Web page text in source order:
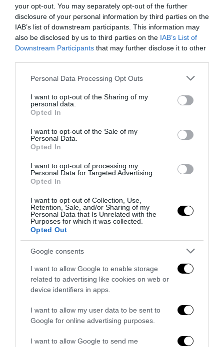
your opt-out. You may separately opt-out of the further
disclosure of your personal information by third parties on the
IAB’s list of downstream participants. This information may
also be disclosed by us to third parties on the IAB’s List of
Downstream Participants that may further disclose it to other
Please note that this website/app uses one or more Google
not limited to your visit or usage behaviour. You may click to
grant or deny consent to Google and its third-party tags to
use your data for below specified purposes in below Google
consent section.
Personal Data Processing Opt Outs
I want to opt-out of the Sharing of my
personal data.
Opted In
I want to opt-out of the Sale of my
Personal Data.
Opted In
I want to opt-out of processing my
Personal Data for Targeted Advertising.
Opted In
I want to opt-out of Collection, Use,
Retention, Sale, and/or Sharing of my
Personal Data that Is Unrelated with the
Purposes for which it was collected.
Opted Out
Google consents
I want to allow Google to enable storage
related to advertising like cookies on web or
device identifiers in apps.
I want to allow my user data to be sent to
Google for online advertising purposes.
I want to allow Google to send me
Ceuta, non solo migranti: intelligence, pressioni e
propaganda sulla frontiera spagnola
4 Agosto 2026
Ceuta, la bufala dei «48mila rimpatri»: così la sinistra fa
l’ancella di Sánchez
1 Agosto 2026